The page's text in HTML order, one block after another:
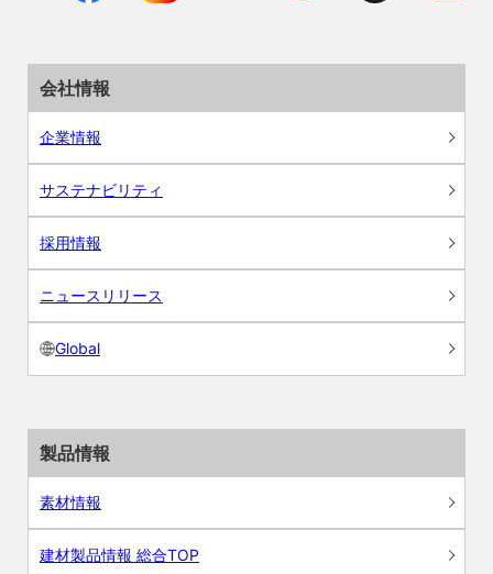
会社情報
企業情報
サステナビリティ
採用情報
ニュースリリース
Global
製品情報
素材情報
建材製品情報 総合TOP